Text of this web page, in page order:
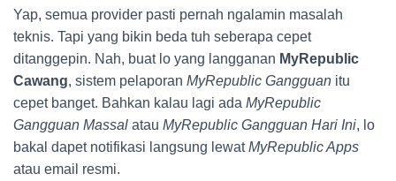
Yap, semua provider pasti pernah ngalamin masalah
teknis. Tapi yang bikin beda tuh seberapa cepet
ditanggepin. Nah, buat lo yang langganan MyRepublic
Cawang, sistem pelaporan MyRepublic Gangguan itu
cepet banget. Bahkan kalau lagi ada MyRepublic
Gangguan Massal atau MyRepublic Gangguan Hari Ini, lo
bakal dapet notifikasi langsung lewatMyRepublic Apps
atau email resmi.